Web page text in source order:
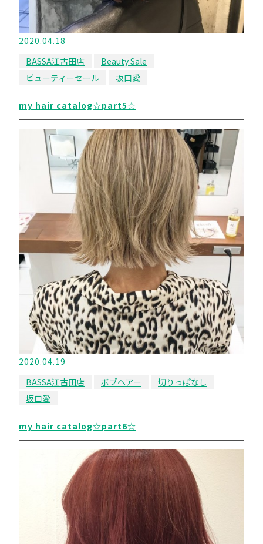
2020.04.18
BASSA江古田店
Beauty Sale
ビューティーセール
坂口愛
my hair catalog☆part5☆
2020.04.19
BASSA江古田店
ボブヘアー
切りっぱなし
坂口愛
my hair catalog☆part6☆